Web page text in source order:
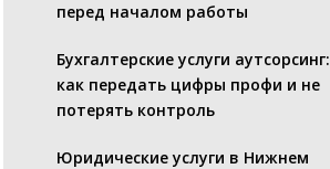
перед началом работы
Бухгалтерские услуги аутсорсинг:
как передать цифры профи и не
потерять контроль
Юридические услуги в Нижнем